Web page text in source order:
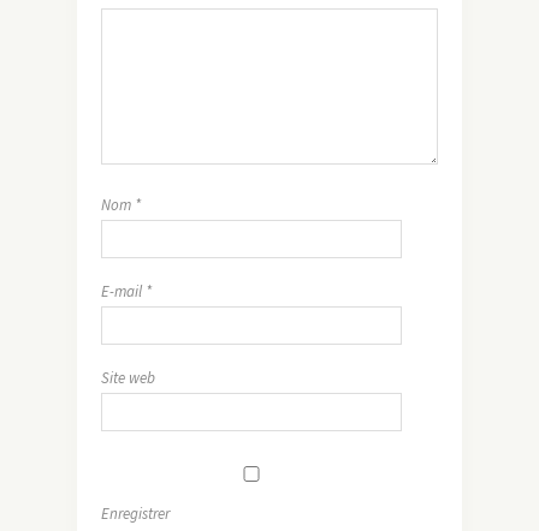
Nom *
E-mail *
Site web
Enregistrer